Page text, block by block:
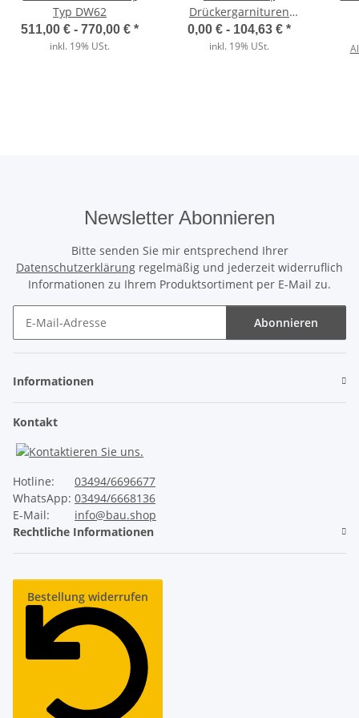
Der direkte Vergleich
Unser ThermoTeck ✓
Normale Billig-Rolltore ✕
Normale Billig-Rolltore
Industrie-Sicherheitsausstattung
Unser ThermoTeck
Normale Billig-Rolltore
Lange Lebensdauer
Typ DW62
511,00 € - 770,00 € *
inkl. 19% USt.
Drückergarnituren
Kurzschild in Edelstahl |
Aluminium | Kunststoff
0,00 € - 104,63 € *
inkl. 19% USt.
Newsletter Abonnieren
Bitte senden Sie mir entsprechend Ihrer
Datenschutzerklärung regelmäßig und jederzeit widerruflich
Informationen zu Ihrem Produktsortiment per E-Mail zu.
Abonnieren
Informationen
Kontakt
Hotline:
03494/6696677
WhatsApp: 03494/6668136
E-Mail:
info@bau.shop
Rechtliche Informationen
Bestellung widerrufen